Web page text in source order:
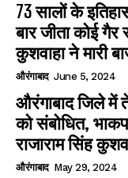
73 सालों के
बार जीता कोई
कुशवाहा ने मारी
औरंगाबाद June 5, 2024
औरंगाबाद जिले में
को संबोधित,
राजाराम सिंह
औरंगाबाद May 29, 2024